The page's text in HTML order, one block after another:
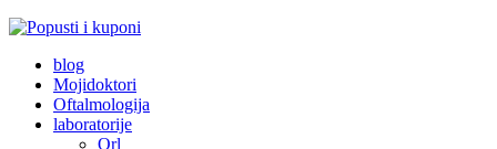
Popusti i kuponi
Popusti Beograd
blog
Mojidoktori
Oftalmologija
laboratorije
Orl